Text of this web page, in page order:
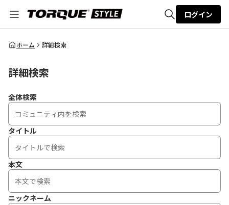
全体検索
ログイン
ホーム 詳細検索
詳細検索
全体検索
タイトル
本文
ニックネーム